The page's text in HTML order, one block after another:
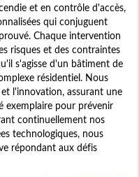
et en contrôle d'accès,
qui conjuguent
Chaque intervention
risques et des contraintes
s'agisse d'un bâtiment de
résidentiel. Nous
l'innovation, assurant une
exemplaire pour prévenir
continuellement nos
technologiques, nous
répondant aux défis